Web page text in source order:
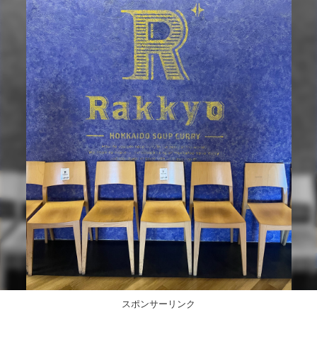
スポンサーリンク